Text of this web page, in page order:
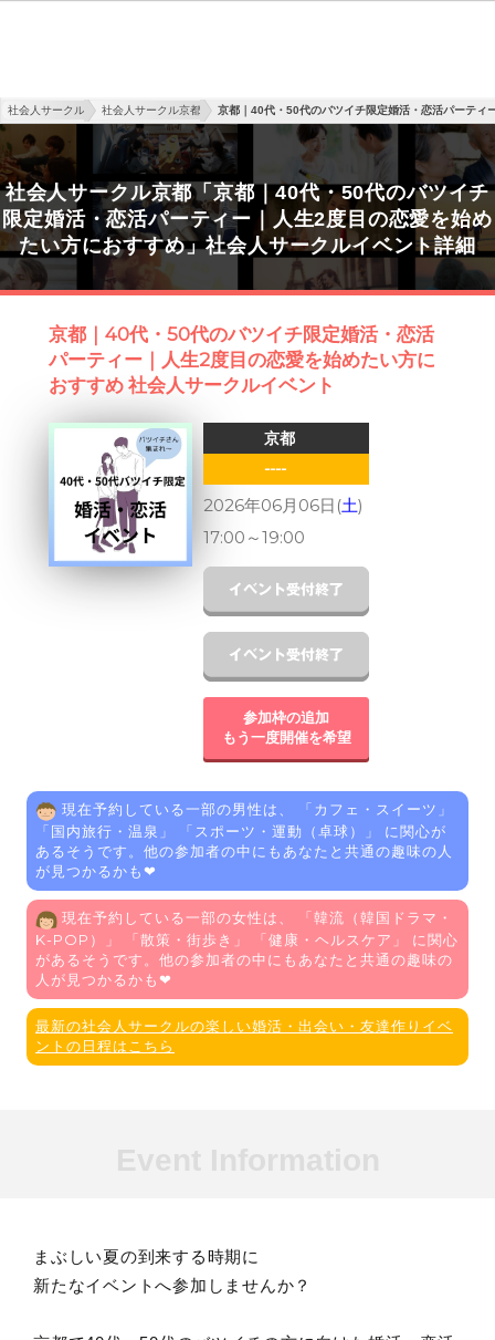
社会人サークル 社会人サークル京都 京都｜40代・50代のバツイチ限定婚活・恋活パーティ
社会人サークル京都「京都｜40代・50代のバツイチ
限定婚活・恋活パーティー｜人生2度目の恋愛を始め
たい方におすすめ」社会人サークルイベント詳細
京都｜40代・50代のバツイチ限定婚活・恋活
パーティー｜人生2度目の恋愛を始めたい方に
おすすめ 社会人サークルイベント
京都
----
2026年06月06日(土)
17:00 ～19:00
参加枠の追加
もう一度開催を希望
現在予約している一部の男性は、 「 カフェ・スイーツ 」
「国内旅行・温泉 」 「スポーツ・運動（卓球）
」 に関心が
あるそうです。他の参加者の中にもあなたと共通の趣味の人
が見つかるかも❤
現在予約している一部の女性は、 「 韓流（韓国ドラマ・
K-POP）
」 「散策・街歩き 」 「健康・ヘルスケア 」 に関心
があるそうです。他の参加者の中にもあなたと共通の趣味の
人が見つかるかも❤
最新の社会人サークルの楽しい婚活・出会い・友達作りイベ
ントの日程はこちら
まぶしい夏の到来する時期に
新たなイベントへ参加しませんか？